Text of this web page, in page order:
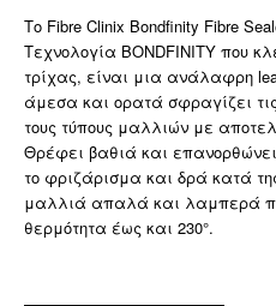
Το Fibre Clinix Bondfinity Fibre
Τεχνολογία BONDFINITY που
τρίχας, είναι μια ανάλαφρη
άμεσα και ορατά σφραγίζει
τους τύπους μαλλιών με
Θρέφει βαθιά και
το φριζάρισμα και δρά κατά
μαλλιά απαλά και λαμπερά
θερμότητα έως και 230°.